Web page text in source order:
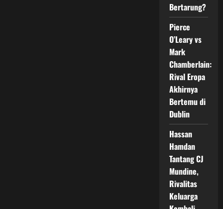
Bertarung?
Pierce
O’Leary vs
Mark
Chamberlain:
Rival Eropa
Akhirnya
Bertemu di
Dublin
Hassan
Hamdan
Tantang CJ
Mundine,
Rivalitas
Keluarga